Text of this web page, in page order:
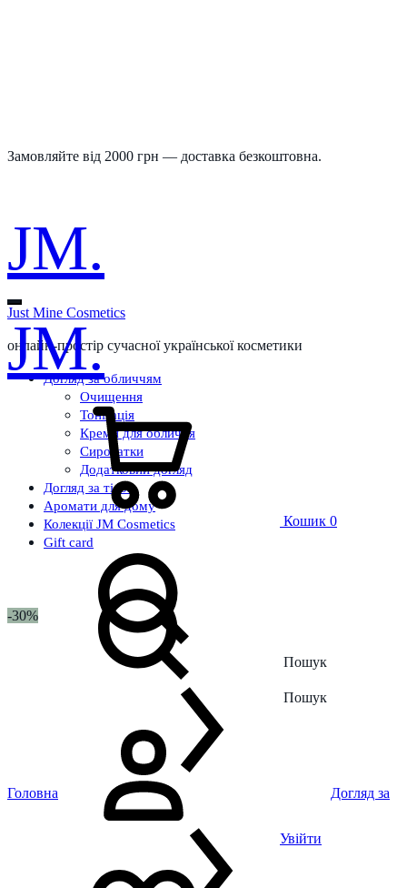
Замовляйте від 2000 грн — доставка безкоштовна.
JM.
Just Mine Cosmetics
онлайн-простір сучасної української косметики
Догляд за обличчям
Очищення
Тонізація
Креми для обличчя
Сироватки
Додатковий догляд
Догляд за тілом
Аромати для дому
Колекції JM Cosmetics
Gift card
Пошук
Увійти
JM.
Кошик 0
Пошук
-30%
Головна Догляд за